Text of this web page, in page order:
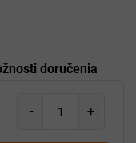
doručenia